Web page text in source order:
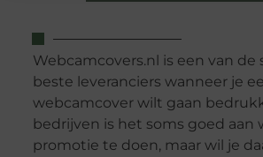
Webcamcovers.nl is een van de
beste leveranciers wanneer je
webcamcover wilt gaan
bedrijven is het soms goed aan
promotie te doen, maar wil je